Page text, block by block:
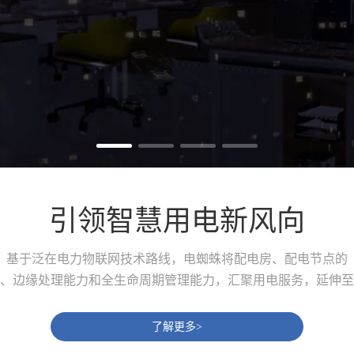
引领智慧用电新风向
基于泛在电力物联网技术路线，电蜘蛛将配电房、配电节点的
边缘处理能力和全生命周期管理能力，汇聚用电服务，延伸
了解更多>